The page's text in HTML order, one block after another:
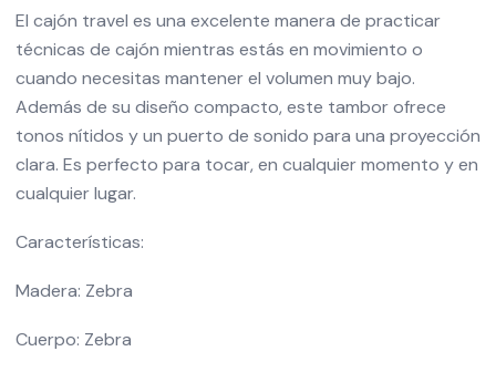
El cajón travel es una excelente manera de practicar
técnicas de cajón mientras estás en movimiento o
cuando necesitas mantener el volumen muy bajo.
Además de su diseño compacto, este tambor ofrece
tonos nítidos y un puerto de sonido para una proyección
clara. Es perfecto para tocar, en cualquier momento y en
cualquier lugar.
Características:
Madera: Zebra
Cuerpo: Zebra